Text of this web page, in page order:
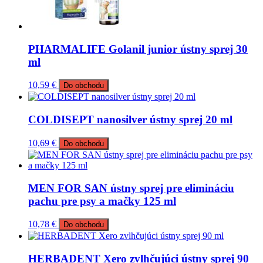
PHARMALIFE Golanil junior ústny sprej 30
ml
10,59 € Do obchodu
COLDISEPT nanosilver ústny sprej 20 ml
10,69 € Do obchodu
MEN FOR SAN ústny sprej pre elimináciu
pachu pre psy a mačky 125 ml
10,78 € Do obchodu
HERBADENT Xero zvlhčujúci ústny sprej 90